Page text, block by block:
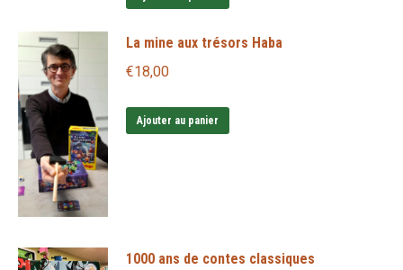
La mine aux trésors Haba
€18,00
Ajouter au panier
1000 ans de contes classiques